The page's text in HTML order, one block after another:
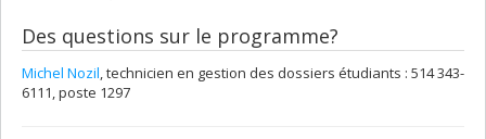
Des questions sur le programme?
Michel Nozil, technicien en gestion des dossiers étudiants : 514 343-
6111, poste 1297